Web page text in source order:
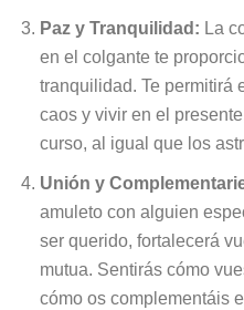
Paz y Tranquilidad: La
en el colgante te
tranquilidad. Te permitirá
caos y vivir en el
curso, al igual que los
Unión y
amuleto con alguien
ser querido, fortalecerá
mutua. Sentirás cómo
cómo os complementáis